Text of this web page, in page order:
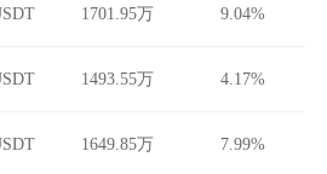
1701.95万 9.04%
1493.55万 4.17%
1649.85万 7.99%